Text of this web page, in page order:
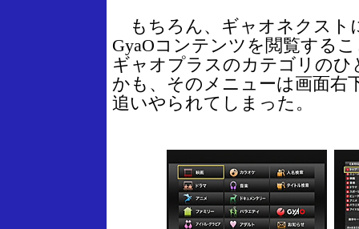
もちろん、ギャオネクスト
GyaOコンテンツを閲覧する
ギャオプラスのカテゴリの
かも、そのメニューは画面右
追いやられてしまった。